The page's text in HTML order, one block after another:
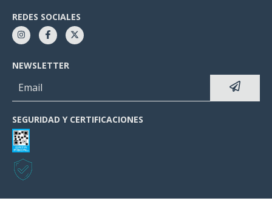
REDES SOCIALES
NEWSLETTER
SEGURIDAD Y CERTIFICACIONES